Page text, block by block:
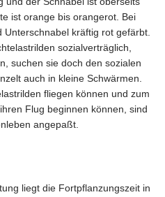
ist orange bis orangerot. Bei
kräftig rot gefärbt.
sozialverträglich,
suchen sie doch den sozialen
auch in kleine Schwärmen.
fliegen können und zum
Flug beginnen können, sind
angepaßt.
liegt die Fortpflanzungszeit in